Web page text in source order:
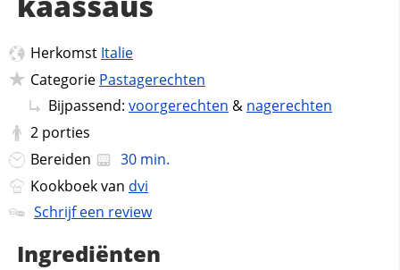
Herkomst Italie
Categorie Pastagerechten
Bijpassend: voorgerechten & nagerechten
2 porties
Bereiden
30 min.
Kookboek van dvi
Schrijf een review
Ingrediënten